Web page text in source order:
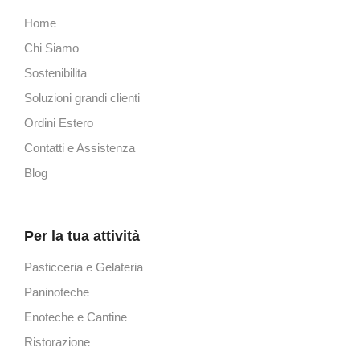
Home
Chi Siamo
Sostenibilita
Soluzioni grandi clienti
Ordini Estero
Contatti e Assistenza
Blog
Per la tua attività
Pasticceria e Gelateria
Paninoteche
Enoteche e Cantine
Ristorazione